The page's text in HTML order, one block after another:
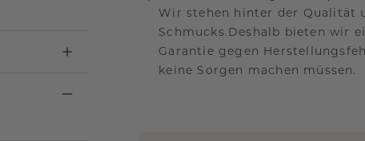
Wir stehen hinter der Qualität
Schmucks.Deshalb bieten wir
Garantie gegen
keine Sorgen machen müssen.